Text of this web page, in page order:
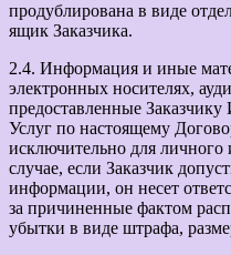
продублирована в виде
ящик Заказчика.
2.4. Информация и иные
электронных носителях,
предоставленные
Услуг по настоящему
исключительно для личного
случае, если Заказчик
информации, он несет
за причиненные фактом
убытки в виде штрафа,